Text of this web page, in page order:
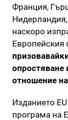
Франция,
наскоро
Европейския
опростяване
отношение
Изданието
програма на